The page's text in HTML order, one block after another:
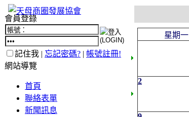
會員登錄
記住我 | 忘記密碼? | 帳號註冊!
網站導覽
首頁
聯絡表單
新聞訊息
星期一
2